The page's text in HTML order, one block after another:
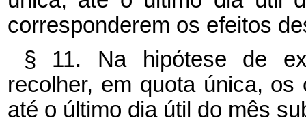
corresponderem os efeitos
§ 11. Na hipótese de
recolher, em quota única, os
até o último dia útil do mês